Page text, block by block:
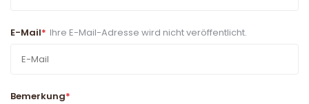
E-Mail* Ihre E-Mail-Adresse wird nicht veröffentlicht.
Bemerkung*